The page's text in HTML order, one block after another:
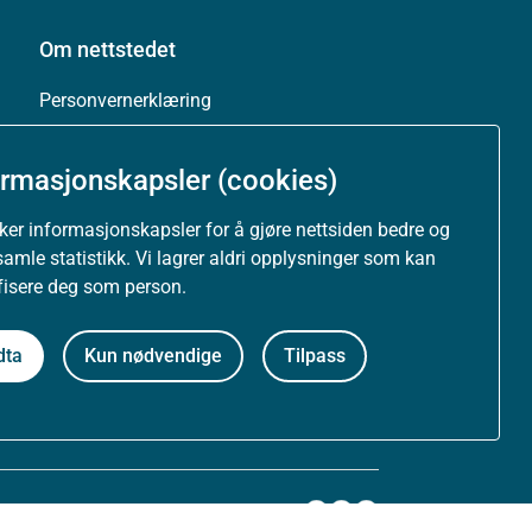
(cookies)
informasjonskapsler for å gjøre nettsiden bedre og
statistikk. Vi lagrer aldri opplysninger som kan
deg som person.
Kun nødvendige Tilpass
Om nettstedet
Personvernerklæring
Besøksstatistikk og informasjonskapsler
Nyhetsvarsel og abonnement
Åpne data (API)